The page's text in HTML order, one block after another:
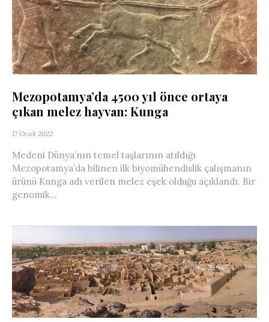
Mezopotamya’da 4500 yıl önce ortaya
çıkan melez hayvan: Kunga
17 Ocak 2022
Medeni Dünya’nın temel taşlarının atıldığı
Mezopotamya’da bilinen ilk biyomühendislik çalışmanın
ürünü Kunga adı verilen melez eşek olduğu açıklandı. Bir
genomik...